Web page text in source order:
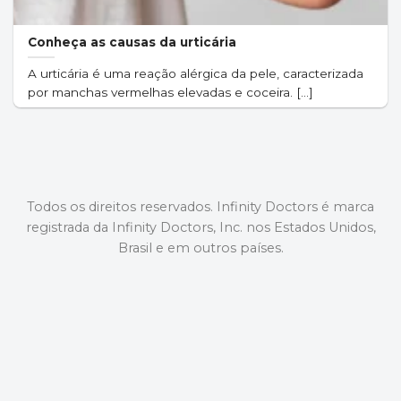
Conheça as causas da urticária
A urticária é uma reação alérgica da pele, caracterizada
por manchas vermelhas elevadas e coceira. [...]
Todos os direitos reservados. Infinity Doctors é marca
registrada da Infinity Doctors, Inc. nos Estados Unidos,
Brasil e em outros países.